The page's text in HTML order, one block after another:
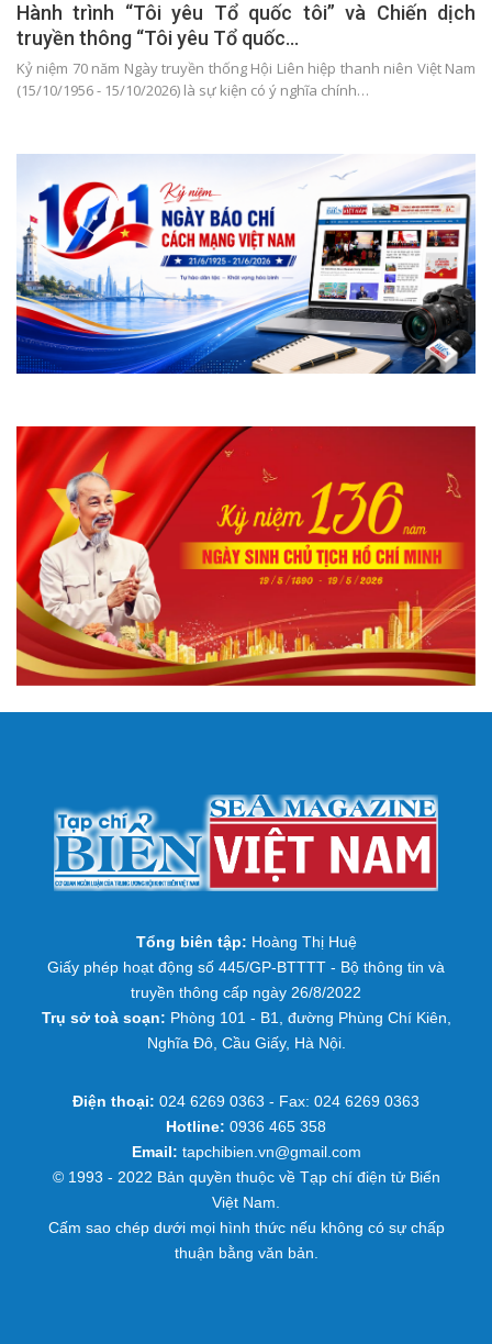
Hành trình “Tôi yêu Tổ quốc tôi” và Chiến dịch
truyền thông “Tôi yêu Tổ quốc…
Kỷ niệm 70 năm Ngày truyền thống Hội Liên hiệp thanh niên Việt Nam
(15/10/1956 - 15/10/2026) là sự kiện có ý nghĩa chính…
Tổng biên tập: Hoàng Thị Huệ
Giấy phép hoạt động số 445/GP-BTTTT - Bộ thông tin và
truyền thông cấp ngày 26/8/2022
Trụ sở toà soạn: Phòng 101 - B1, đường Phùng Chí Kiên,
Nghĩa Đô, Cầu Giấy, Hà Nội.
Điện thoại: 024 6269 0363 - Fax: 024 6269 0363
Hotline: 0936 465 358
Email: tapchibien.vn@gmail.com
© 1993 - 2022 Bản quyền thuộc về Tạp chí điện tử Biển
Việt Nam.
Cấm sao chép dưới mọi hình thức nếu không có sự chấp
thuận bằng văn bản.